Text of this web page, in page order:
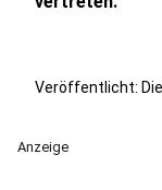
Veröffentlicht:
Anzeige